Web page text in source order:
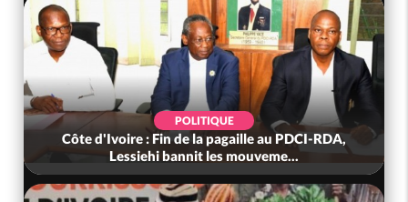
POLITIQUE
Côte d'Ivoire : Fin de la pagaille au PDCI-RDA,
Lessiehi bannit les mouveme...